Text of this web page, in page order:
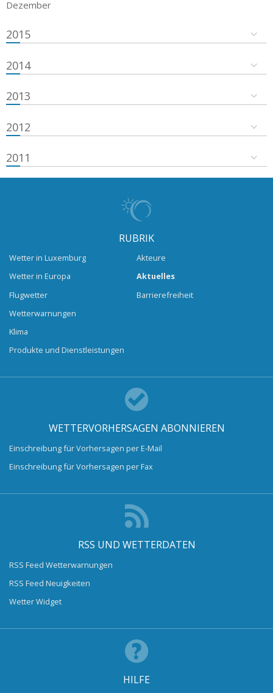
Dezember
2015
2014
2013
2012
2011
RUBRIK
Wetter in Luxemburg
Wetter in Europa
Flugwetter
Wetterwarnungen
Klima
Produkte und Dienstleistungen
Akteure
Aktuelles
Barrierefreiheit
WETTERVORHERSAGEN ABONNIEREN
Einschreibung für Vorhersagen per E-Mail
Einschreibung für Vorhersagen per Fax
RSS UND WETTERDATEN
RSS Feed Wetterwarnungen
RSS Feed Neuigkeiten
Wetter Widget
HILFE